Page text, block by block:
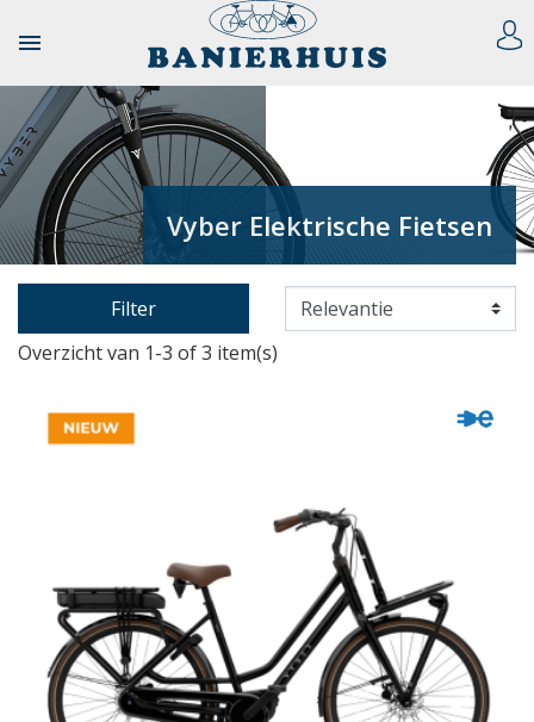

Vyber Elektrische Fietsen
Filter
Overzicht van 1-3 of 3 item(s)